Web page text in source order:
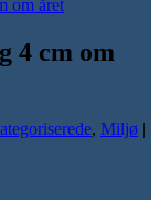
4 cm om
, Miljø |